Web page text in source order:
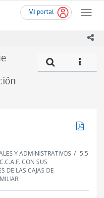
Mi portal
Toggle
icono
Y ADMINISTRATIVOS
5.5
CON SUS
DE LAS CAJAS DE